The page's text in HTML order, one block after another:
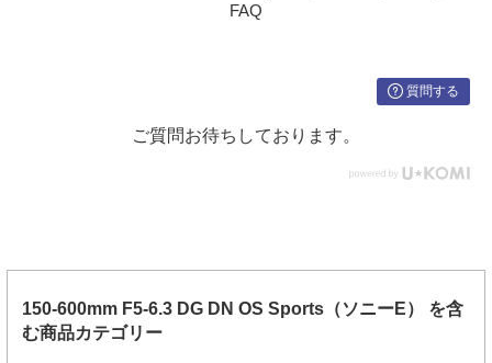
FAQ
質問する
ご質問お待ちしております。
150-600mm F5-6.3 DG DN OS Sports（ソニーE） を含
む商品カテゴリー